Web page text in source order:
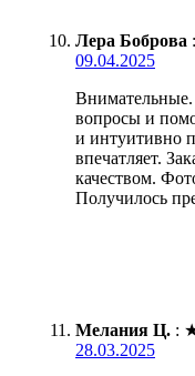
Лера Боброва :
09.04.2025
Внимательные.
вопросы и
и интуитивно
впечатляет.
качеством.
Получилось
Мелания Ц. :
28.03.2025